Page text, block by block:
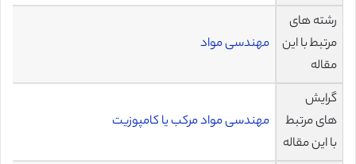
رشته های
مرتبط با این
مقاله
مهندسی مواد
گرایش
های مرتبط
با این مقاله
مهندسی مواد مرکب یا کامپوزیت